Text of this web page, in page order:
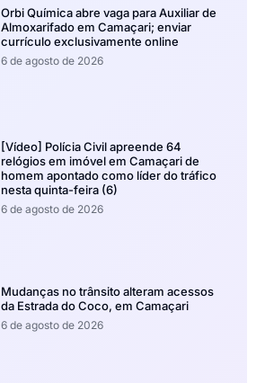
Orbi Química abre vaga para Auxiliar de
Almoxarifado em Camaçari; enviar
currículo exclusivamente online
6 de agosto de 2026
[Vídeo] Polícia Civil apreende 64
relógios em imóvel em Camaçari de
homem apontado como líder do tráfico
nesta quinta-feira (6)
6 de agosto de 2026
Mudanças no trânsito alteram acessos
da Estrada do Coco, em Camaçari
6 de agosto de 2026